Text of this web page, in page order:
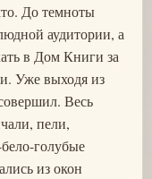
До темноты
аудитории, а
в Дом Книги за
Уже выходя из
Весь
пели,
голубые
из окон